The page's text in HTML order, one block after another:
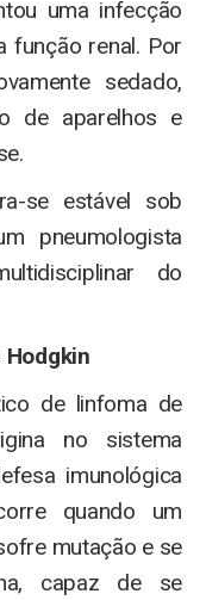
uma infecção
função renal. Por
sedado,
de aparelhos e
se estável sob
pneumologista
do
Hodgkin
de linfoma de
no sistema
imunológica
quando um
mutação e se
capaz de se